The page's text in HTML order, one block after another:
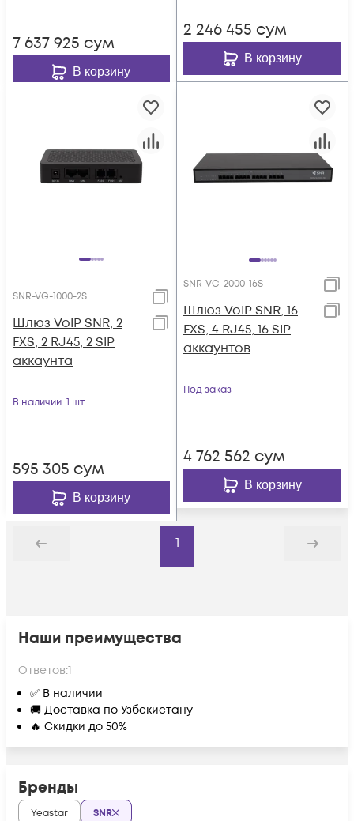
7 637 925 сум
В корзину
2 246 455 сум
В корзину
SNR-VG-1000-2S
Шлюз VoIP SNR, 2
FXS, 2 RJ45, 2 SIP
аккаунта
В наличии: 1 шт
595 305 сум
В корзину
SNR-VG-2000-16S
Шлюз VoIP SNR, 16
FXS, 4 RJ45, 16 SIP
аккаунтов
Под заказ
4 762 562 сум
В корзину
Назад
1
Дальше
Наши преимущества
Ответов:1
✅ В наличии
🚚 Доставка по Узбекистану
🔥 Скидки до 50%
Бренды
Yeastar SNR